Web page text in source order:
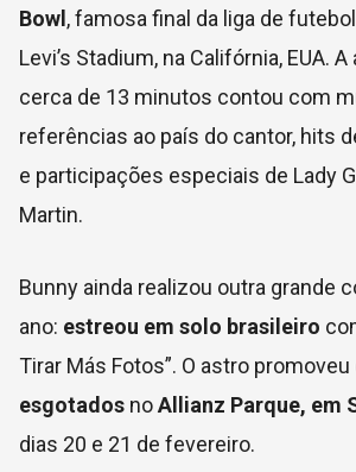
Bowl , famosa final da liga de
Levi’s Stadium, na Califórnia, EUA.
cerca de 13 minutos contou com
referências ao país do cantor, hits
e participações especiais de Lady
Martin.
Bunny ainda realizou outra grande
ano: estreou em solo brasileiro
Tirar Más Fotos”. O astro promoveu
esgotados noAllianz Parque, em
dias 20 e 21 de fevereiro.